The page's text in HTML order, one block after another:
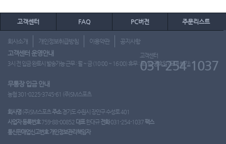
고객센터 FAQ PC버전 주문리스트
회사소개 개인정보취급방침 이용약관 공지사항
고객센터 운영안내
3시 전 입금 완료시 발송가능 근무 : 월 ~ 금 (10:00 ~ 16:00) 휴무 : 토, 일, 공휴일 (도매 불가)
고객센터
031-254-1037
무통장 입금 안내
농협 301-0225-3745-61 (주)SM스포츠
회사명 (주)SM스포츠주소경기도 수원시 장안구 수성로 401
사업자 등록번호759-88-00852 대표한대규 전화031-254-1037팩스
통신판매업신고번호 개인정보관리책임자